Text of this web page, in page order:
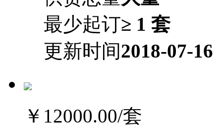
最少起订≥ 1 套
更新时间2018-07-16
￥12000.00/套